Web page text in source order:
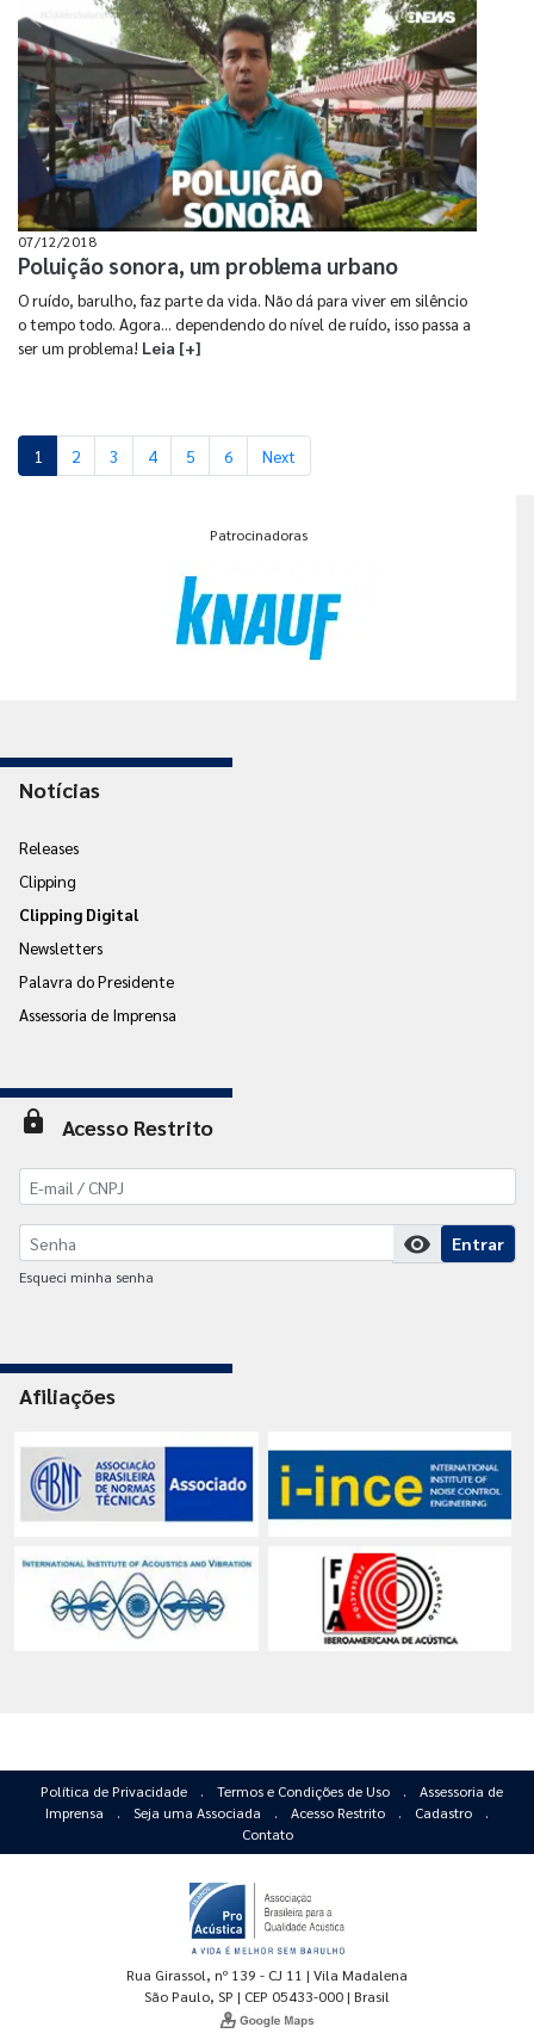
07/12/2018
Poluição sonora, um problema urbano
O ruído, barulho, faz parte da vida. Não dá para viver em silêncio
o tempo todo. Agora... dependendo do nível de ruído, isso passa a
ser um problema! Leia [+]
1 2 3 4 5 6 Next
Patrocinadoras
Notícias
Releases
Clipping
Clipping Digital
Newsletters
Palavra do Presidente
Assessoria de Imprensa
lock Acesso Restrito
visibility Entrar
Esqueci minha senha
Afiliações
Política de Privacidade . Termos e Condições de Uso .
Assessoria de
Imprensa
. Seja uma Associada . Acesso Restrito . Cadastro
.
Contato
Rua Girassol, nº 139 - CJ 11 | Vila Madalena
São Paulo, SP | CEP 05433-000 | Brasil